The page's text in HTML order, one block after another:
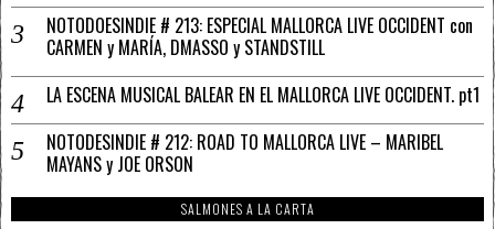
NOTODOESINDIE # 213: ESPECIAL MALLORCA LIVE OCCIDENT con
CARMEN y MARÍA, DMASSO y STANDSTILL
LA ESCENA MUSICAL BALEAR EN EL MALLORCA LIVE OCCIDENT. pt1
NOTODESINDIE # 212: ROAD TO MALLORCA LIVE – MARIBEL
MAYANS y JOE ORSON
SALMONES A LA CARTA